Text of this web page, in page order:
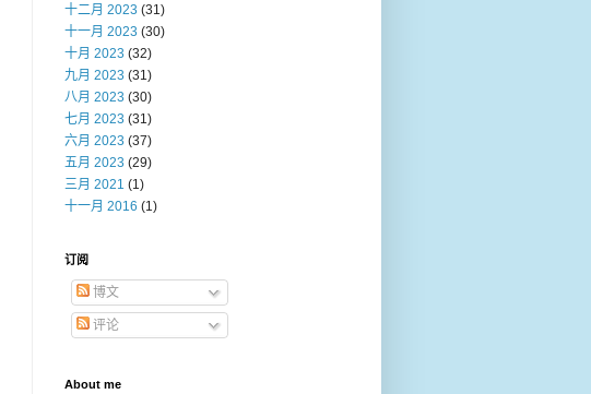
十二月 2023 (31)
十一月 2023 (30)
十月 2023 (32)
九月 2023 (31)
八月 2023 (30)
七月 2023 (31)
六月 2023 (37)
五月 2023 (29)
三月 2021 (1)
十一月 2016 (1)
订阅
博文
评论
About me